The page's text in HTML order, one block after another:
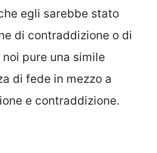
egli sarebbe stato
di contraddizione o di
pure una simile
di fede in mezzo a
e contraddizione.